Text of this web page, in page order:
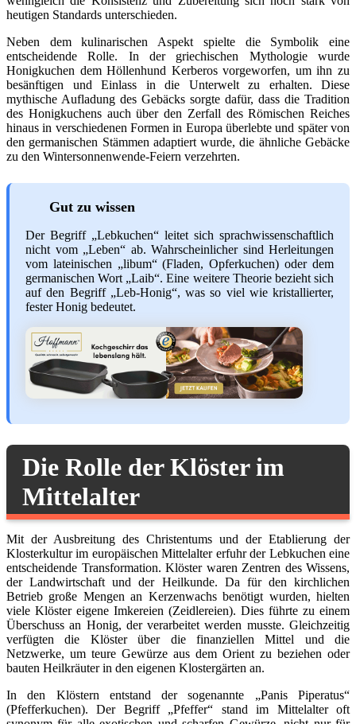
heutigen Standards unterschieden.
Neben dem kulinarischen Aspekt spielte die Symbolik eine
entscheidende Rolle. In der griechischen Mythologie wurde
Honigkuchen dem Höllenhund Kerberos vorgeworfen, um ihn zu
besänftigen und Einlass in die Unterwelt zu erhalten. Diese
mythische Aufladung des Gebäcks sorgte dafür, dass die Tradition
des Honigkuchens auch über den Zerfall des Römischen Reiches
hinaus in verschiedenen Formen in Europa überlebte und später von
den germanischen Stämmen adaptiert wurde, die ähnliche Gebäcke
zu den Wintersonnenwende-Feiern verzehrten.
Gut zu wissen
Der Begriff „Lebkuchen“ leitet sich sprachwissenschaftlich
nicht vom „Leben“ ab. Wahrscheinlicher sind Herleitungen
vom lateinischen „libum“ (Fladen, Opferkuchen) oder dem
germanischen Wort „Laib“. Eine weitere Theorie bezieht sich
auf den Begriff „Leb-Honig“, was so viel wie kristallierter,
fester Honig bedeutet.
Die Rolle der Klöster im
Mittelalter
Mit der Ausbreitung des Christentums und der Etablierung der
Klosterkultur im europäischen Mittelalter erfuhr der Lebkuchen eine
entscheidende Transformation. Klöster waren Zentren des Wissens,
der Landwirtschaft und der Heilkunde. Da für den kirchlichen
Betrieb große Mengen an Kerzenwachs benötigt wurden, hielten
viele Klöster eigene Imkereien (Zeidlereien). Dies führte zu einem
Überschuss an Honig, der verarbeitet werden musste. Gleichzeitig
verfügten die Klöster über die finanziellen Mittel und die
Netzwerke, um teure Gewürze aus dem Orient zu beziehen oder
bauten Heilkräuter in den eigenen Klostergärten an.
In den Klöstern entstand der sogenannte „Panis Piperatus“
(Pfefferkuchen). Der Begriff „Pfeffer“ stand im Mittelalter oft